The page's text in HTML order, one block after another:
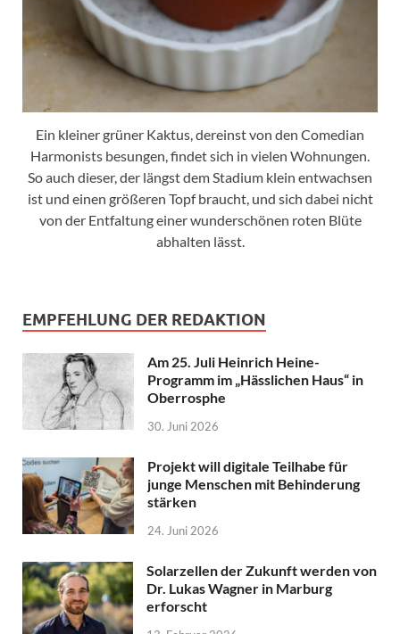
Ein kleiner grüner Kaktus, dereinst von den Comedian
Harmonists besungen, findet sich in vielen Wohnungen.
So auch dieser, der längst dem Stadium klein entwachsen
ist und einen größeren Topf braucht, und sich dabei nicht
von der Entfaltung einer wunderschönen roten Blüte
abhalten lässt.
EMPFEHLUNG DER REDAKTION
Am 25. Juli Heinrich Heine-
Programm im „Hässlichen Haus“ in
Oberrosphe
30. Juni 2026
Projekt will digitale Teilhabe für
junge Menschen mit Behinderung
stärken
24. Juni 2026
Solarzellen der Zukunft werden von
Dr. Lukas Wagner in Marburg
erforscht